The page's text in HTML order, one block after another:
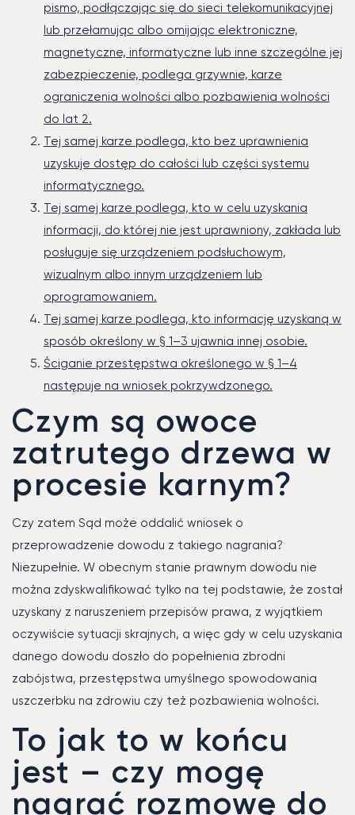
pismo, podłączając się do sieci telekomunikacyjnej
lub przełamując albo omijając elektroniczne,
magnetyczne, informatyczne lub inne szczególne jej
zabezpieczenie, podlega grzywnie, karze
ograniczenia wolności albo pozbawienia wolności
do lat 2.
Tej samej karze podlega, kto bez uprawnienia
uzyskuje dostęp do całości lub części systemu
informatycznego.
Tej samej karze podlega, kto w celu uzyskania
informacji, do której nie jest uprawniony, zakłada lub
posługuje się urządzeniem podsłuchowym,
wizualnym albo innym urządzeniem lub
oprogramowaniem.
Tej samej karze podlega, kto informację uzyskaną w
sposób określony w § 1–3 ujawnia innej osobie.
Ściganie przestępstwa określonego w § 1–4
następuje na wniosek pokrzywdzonego.
Czym są owoce
zatrutego drzewa w
procesie karnym?
Czy zatem Sąd może oddalić wniosek o
przeprowadzenie dowodu z takiego nagrania?
Niezupełnie. W obecnym stanie prawnym dowodu nie
można zdyskwalifikować tylko na tej podstawie, że został
uzyskany z naruszeniem przepisów prawa, z wyjątkiem
oczywiście sytuacji skrajnych, a więc gdy w celu uzyskania
danego dowodu doszło do popełnienia zbrodni
zabójstwa, przestępstwa umyślnego spowodowania
uszczerbku na zdrowiu czy też pozbawienia wolności.
To jak to w końcu
jest – czy mogę
nagrać rozmowę do